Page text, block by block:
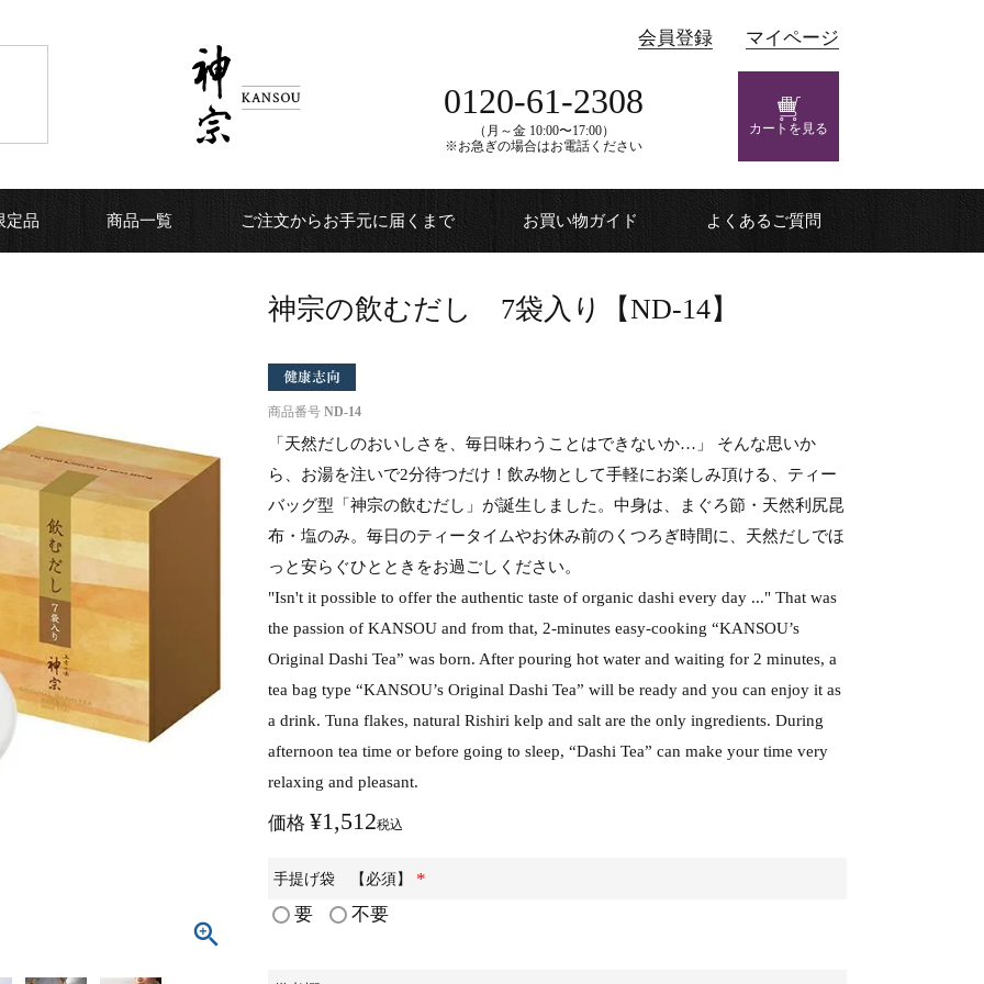
会員登録 マイページ
0120-61-2308
（月～金 10:00〜17:00）
※お急ぎの場合はお電話ください
カートを見る
定品 商品一覧 ご注文からお手元に届くまで お買い物ガイド よくあるご質問
神宗の飲むだし 7袋入り【ND-14】
商品番号 ND-14
「天然だしのおいしさを、毎日味わうことはできないか…」 そんな思いか
ら、お湯を注いで2分待つだけ！飲み物として手軽にお楽しみ頂ける、ティー
バッグ型「神宗の飲むだし」が誕生しました。中身は、まぐろ節・天然利尻昆
布・塩のみ。毎日のティータイムやお休み前のくつろぎ時間に、天然だしでほ
っと安らぐひとときをお過ごしください。
"Isn't it possible to offer the authentic taste of organic dashi every day ..." That was
the passion of KANSOU and from that, 2-minutes easy-cooking “KANSOU’s
Original Dashi Tea” was born. After pouring hot water and waiting for 2 minutes, a
tea bag type “KANSOU’s Original Dashi Tea” will be ready and you can enjoy it as
a drink. Tuna flakes, natural Rishiri kelp and salt are the only ingredients. During
afternoon tea time or before going to sleep, “Dashi Tea” can make your time very
relaxing and pleasant.
価格 ¥1,512税込
手提げ袋 【必須】
要 不要